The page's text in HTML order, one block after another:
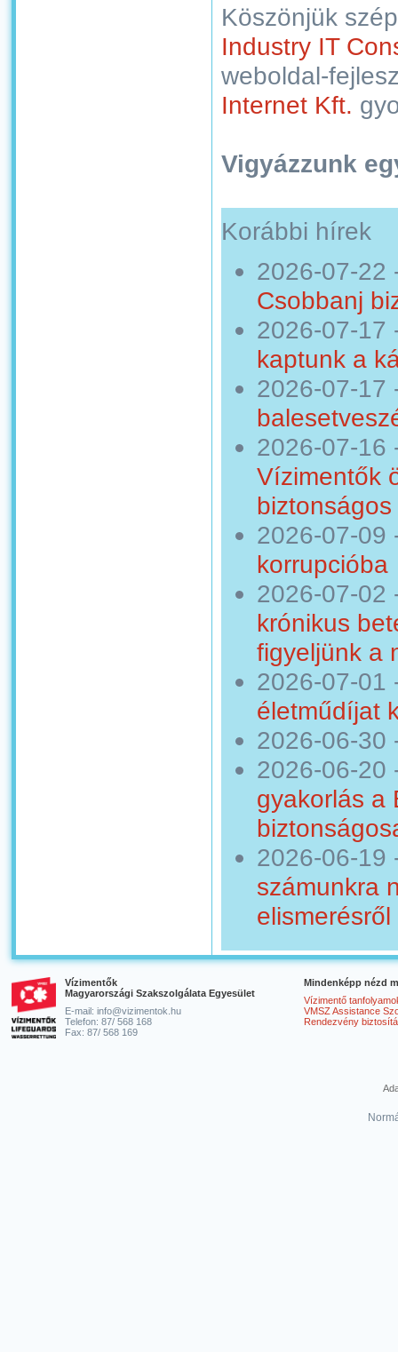
Köszönjük
Industry IT
weboldal-
Internet Kft.
Vigyázzunk
Korábbi hírek
2026-07-22
Csobbanj
2026-07-17
kaptunk a
2026-07-17
2026-07-16
Vízimentők
2026-07-09
korrupcióba
2026-07-02
krónikus
figyeljünk a
2026-07-01
életműdíjat
2026-06-30
2026-06-20
gyakorlás a
2026-06-19
számunkra
elismerésről
Vízimentők
Magyarországi Szakszolgálata Egyesület
E-mail: info@vizimentok.hu
Telefon: 87/ 568 168
Fax: 87/ 568 169
Mindenképp nézd
Vízimentő
VMSZ Assistance
Rendezvény